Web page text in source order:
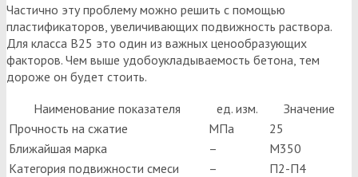
Частично эту проблему можно решить с помощью
пластификаторов, увеличивающих подвижность раствора.
Для класса В25 это один из важных ценообразующих
факторов. Чем выше удобоукладываемость бетона, тем
дороже он будет стоить.
Наименование показателя
ед. изм.
Значение
Прочность на сжатие
МПа
25
Ближайшая марка
–
М350
Категория подвижности смеси
–
П2-П4